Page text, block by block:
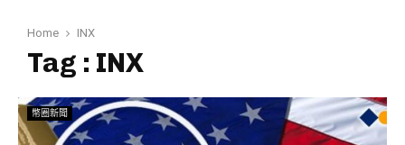
Home INX
Tag : INX
幣圈新聞